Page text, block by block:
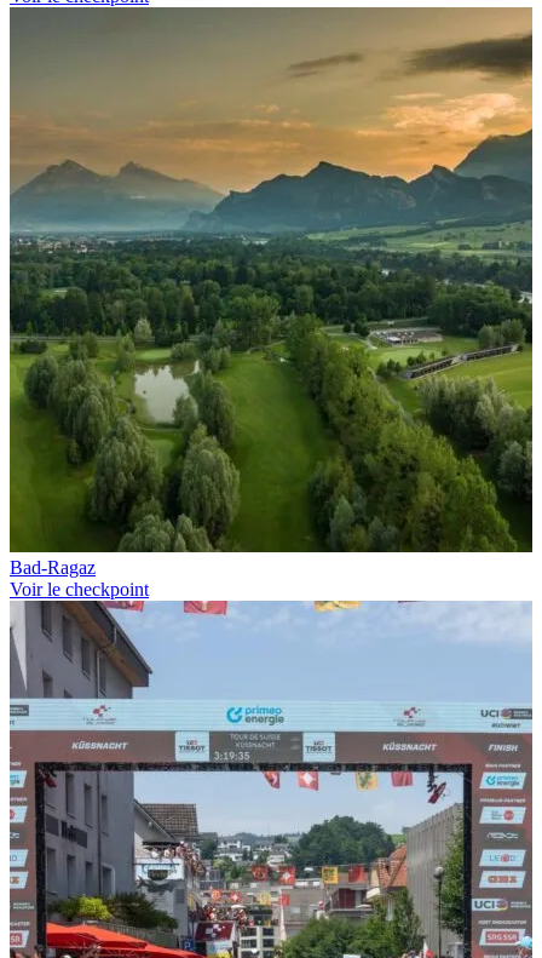
Bad-Ragaz
Voir le checkpoint